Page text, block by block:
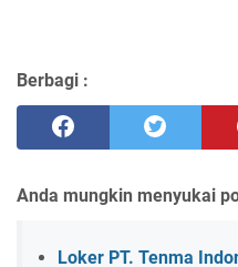
Berbagi :
Anda mungkin menyukai
Loker PT. Tenma